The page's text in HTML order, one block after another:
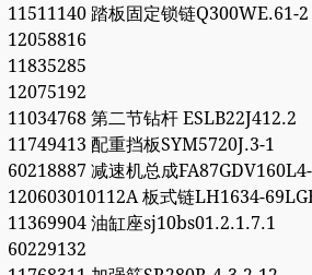
11511140 踏板固定锁链Q300WE.61-2
12058816
11835285
12075192
11034768 第二节钻杆 ESLB22J412.2
11749413 配重挡板SYM5720J.3-1
60218887 减速机总成
120603010112A 板式链LH1634-
11369904 油缸座sj10bs01.2.1.7.1
60229132